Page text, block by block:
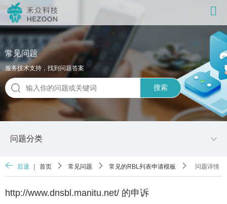
常见问题
服务技术支持，找到问题答案
搜索
问题分类
后退 首页 常见问题 常见的RBL列表申请模板 问题详情
http://www.dnsbl.manitu.net/ 的申诉